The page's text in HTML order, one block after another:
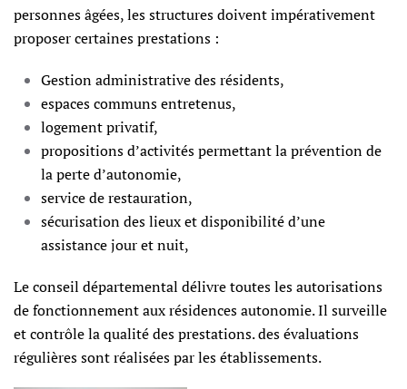
personnes âgées, les structures doivent impérativement
proposer certaines prestations :
Gestion administrative des résidents,
espaces communs entretenus,
logement privatif,
propositions d’activités permettant la prévention de
la perte d’autonomie,
service de restauration,
sécurisation des lieux et disponibilité d’une
assistance jour et nuit,
Le conseil départemental délivre toutes les autorisations
de fonctionnement aux résidences autonomie. Il surveille
et contrôle la qualité des prestations. des évaluations
régulières sont réalisées par les établissements.